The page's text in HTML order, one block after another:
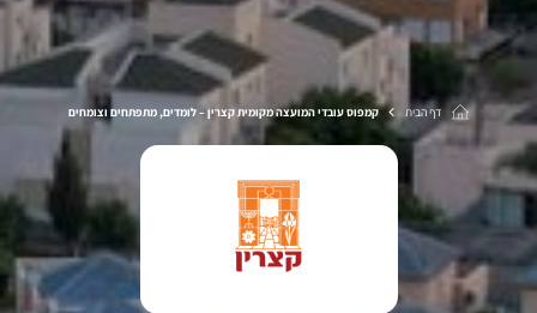
דף הבית קמפוס עובדי המועצה מקומית קצרין – לומדים, מתפתחים וצומחים